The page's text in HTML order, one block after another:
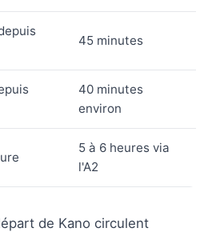
45 minutes
40 minutes
environ
5 à 6 heures via
l'A2
de Kano circulent